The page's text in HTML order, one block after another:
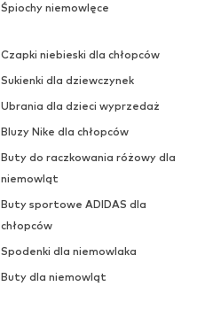
Śpiochy niemowlęce
Czapki niebieski dla chłopców
Sukienki dla dziewczynek
Ubrania dla dzieci wyprzedaż
Bluzy Nike dla chłopców
Buty do raczkowania różowy dla
niemowląt
Buty sportowe ADIDAS dla
chłopców
Spodenki dla niemowlaka
Buty dla niemowląt